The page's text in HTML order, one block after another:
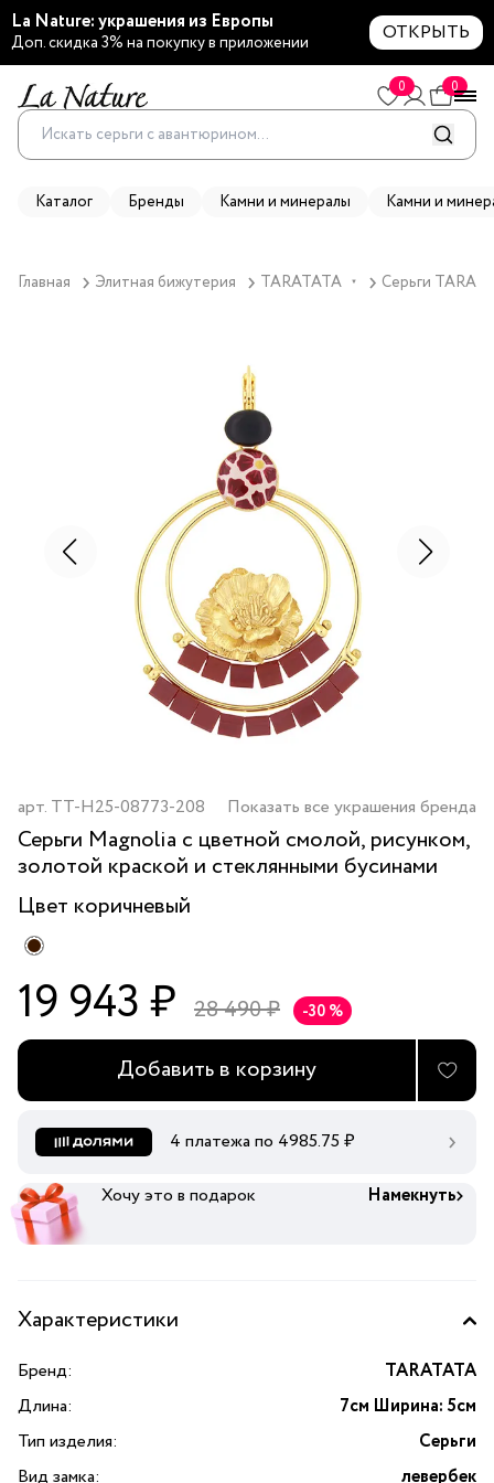
La Nature: украшения из Европы
Доп. скидка 3% на покупку в приложении ОТКРЫТЬ
0 0
Каталог Бренды Камни и минералы Камни и
Главная Элитная бижутерия TARATATA ▼ Серьги
арт. TT-H25-08773-208 Показать все украшения бренда
Серьги Magnolia с цветной смолой, рисунком,
золотой краской и стеклянными бусинами
Цвет коричневый
19 943 ₽ 28 490 ₽ -30 %
Добавить в корзину
4 платежа по 4985.75 ₽
Хочу это в подарок Намекнуть
Характеристики
Бренд:
TARATATA
Длина:
7см Ширина: 5см
Тип изделия:
Серьги
Вид замка:
левербек